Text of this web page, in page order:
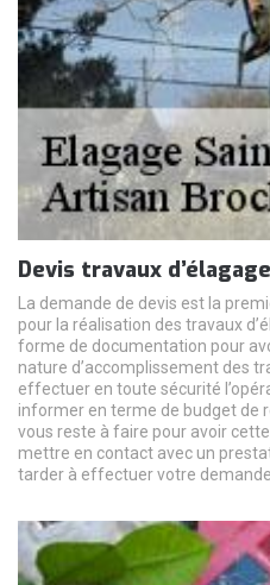
Devis travaux d’élagage
La demande de devis est la
pour la réalisation des travaux
forme de documentation pour
nature d’accomplissement des
effectuer en toute sécurité
informer en terme de budget de
vous reste à faire pour avoir
mettre en contact avec un
tarder à effectuer votre